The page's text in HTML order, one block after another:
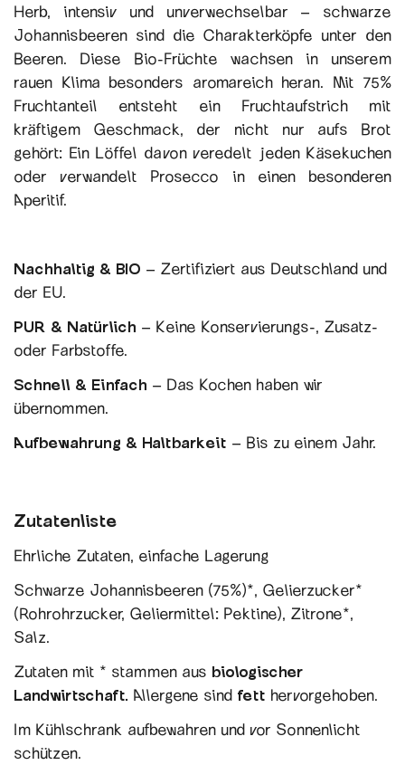
Herb, intensiv und unverwechselbar – schwarze
Johannisbeeren sind die Charakterköpfe unter den
Beeren. Diese Bio-Früchte wachsen in unserem
rauen Klima besonders aromareich heran. Mit 75%
Fruchtanteil entsteht ein Fruchtaufstrich mit
kräftigem Geschmack, der nicht nur aufs Brot
gehört: Ein Löffel davon veredelt jeden Käsekuchen
oder verwandelt Prosecco in einen besonderen
Aperitif.
Nachhaltig & BIO – Zertifiziert aus Deutschland und
der EU.
PUR & Natürlich – Keine Konservierungs-, Zusatz-
oder Farbstoffe.
Schnell & Einfach – Das Kochen haben wir
übernommen.
Aufbewahrung & Haltbarkeit – Bis zu einem Jahr.
Zutatenliste
Ehrliche Zutaten, einfache Lagerung
Schwarze Johannisbeeren (75%)*, Gelierzucker*
(Rohrohrzucker, Geliermittel: Pektine), Zitrone*,
Salz.
Zutaten mit * stammen aus biologischer
Landwirtschaft. Allergene sind fett hervorgehoben.
Im Kühlschrank aufbewahren und vor Sonnenlicht
schützen.